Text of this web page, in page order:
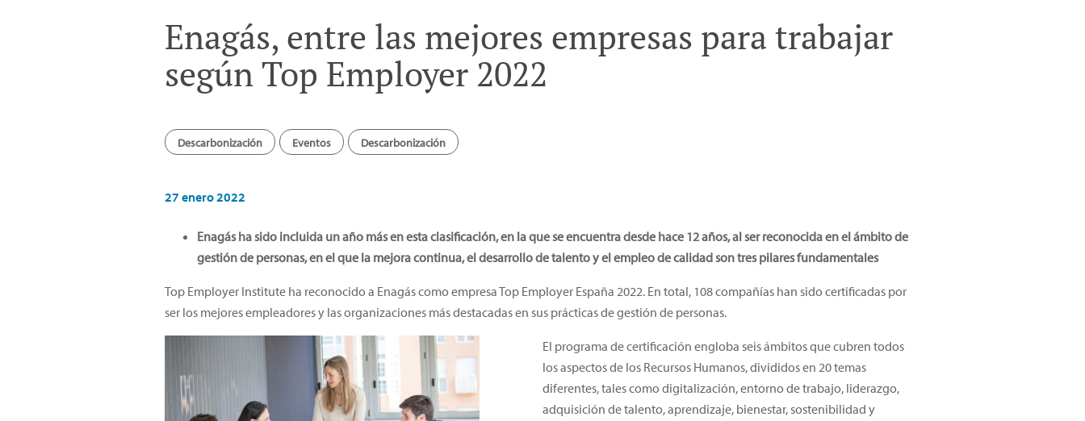
Enagás, entre las mejores empresas para trabajar
según Top Employer 2022
Descarbonización Eventos Descarbonización
27 enero 2022
Enagás ha sido incluida un año más en esta clasificación, en la que se encuentra desde hace 12 años, al ser reconocida en el ámbito de
gestión de personas, en el que la mejora continua, el desarrollo de talento y el empleo de calidad son tres pilares fundamentales
Top Employer Institute ha reconocido a Enagás como empresa Top Employer España 2022. En total, 108 compañías han sido certificadas por
ser los mejores empleadores y las organizaciones más destacadas en sus prácticas de gestión de personas.
El programa de certificación engloba seis ámbitos que cubren todos
los aspectos de los Recursos Humanos, divididos en 20 temas
diferentes, tales como digitalización, entorno de trabajo, liderazgo,
adquisición de talento, aprendizaje, bienestar, sostenibilidad y